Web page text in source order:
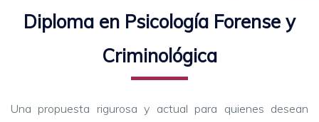
Diploma en Psicología Forense y
Criminológica
Una propuesta rigurosa y actual para quienes desean